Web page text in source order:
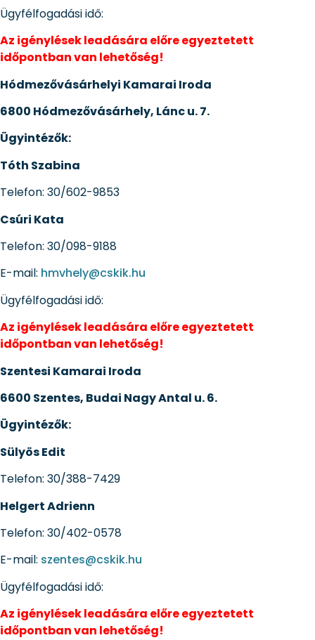
Ügyfélfogadási idő:
Az igénylések leadására előre egyeztetett
időpontban van lehetőség!
Hódmezővásárhelyi Kamarai Iroda
6800 Hódmezővásárhely, Lánc u. 7.
Ügyintézők:
Tóth Szabina
Telefon: 30/602-9853
Csúri Kata
Telefon: 30/098-9188
E-mail: hmvhely@cskik.hu
Ügyfélfogadási idő:
Az igénylések leadására előre egyeztetett
időpontban van lehetőség!
Szentesi Kamarai Iroda
6600 Szentes, Budai Nagy Antal u. 6.
Ügyintézők:
Sülyös Edit
Telefon: 30/388-7429
Helgert Adrienn
Telefon: 30/402-0578
E-mail: szentes@cskik.hu
Ügyfélfogadási idő:
Az igénylések leadására előre egyeztetett
időpontban van lehetőség!